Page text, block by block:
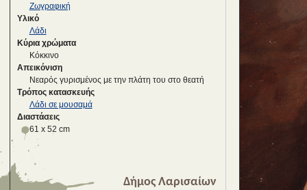
Ζωγραφική
Υλικό
Λάδι
Κύρια χρώματα
Κόκκινο
Απεικόνιση
Νεαρός γυρισμένος με την πλάτη του στο θεατή
Τρόπος κατασκευής
Λάδι σε μουσαμά
Διαστάσεις
61 x 52 cm
Δήμος Λαρισαίων